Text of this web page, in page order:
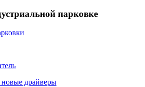
парковке
драйверы